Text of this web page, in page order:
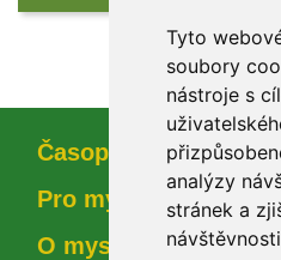
Tyto
oubory
nástroje s
analýzy
tránek a
Časopi
Pro myslivce
O myslivosti